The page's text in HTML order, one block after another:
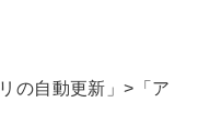
の自動更新」>「ア